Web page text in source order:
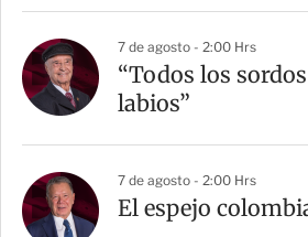
7 de agosto - 2:00 Hrs
“Todos los
labios”
7 de agosto - 2:00 Hrs
El espejo